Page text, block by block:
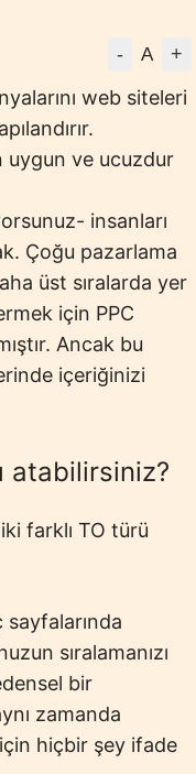
- A +
web siteleri
uygun ve ucuzdur
insanları
Çoğu pazarlama
üst sıralarda yer
için PPC
Ancak bu
içeriğinizi
atabilirsiniz?
farklı TO türü
sıralamanızı
bir
zamanda
için hiçbir şey ifade